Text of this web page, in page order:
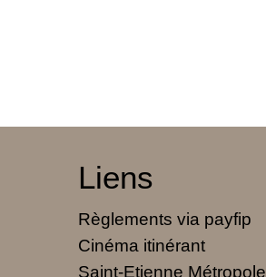
Liens
Règlements via payfip
Cinéma itinérant
Saint-Etienne Métropole